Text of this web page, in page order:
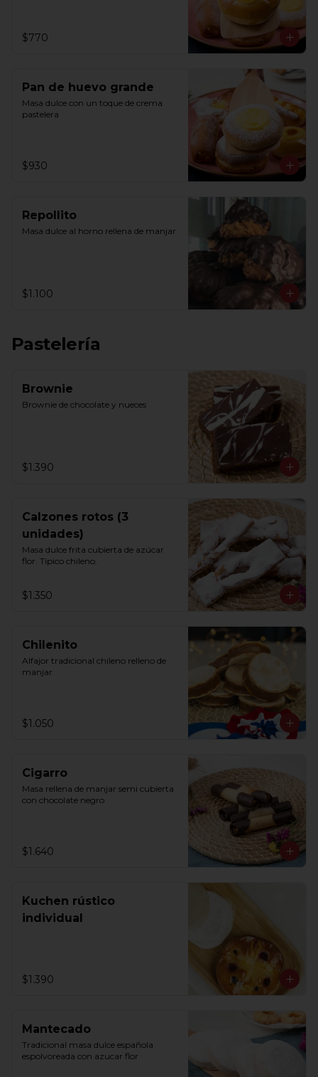
$770
Pan de huevo grande
Masa dulce con un toque de crema
pastelera
$930
Repollito
Masa dulce al horno rellena de manjar
$1.100
Pastelería
Brownie
Brownie de chocolate y nueces
$1.390
Calzones rotos (3
unidades)
Masa dulce frita cubierta de azúcar
flor. Típico chileno.
$1.350
Chilenito
Alfajor tradicional chileno relleno de
manjar
$1.050
Cigarro
Masa rellena de manjar semi cubierta
con chocolate negro
$1.640
Kuchen rústico
individual
$1.390
Mantecado
Tradicional masa dulce española
espolvoreada con azucar flor